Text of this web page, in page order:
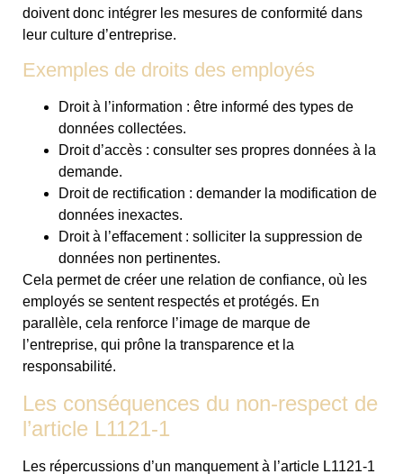
doivent donc intégrer les mesures de conformité dans
leur culture d’entreprise.
Exemples de droits des employés
Droit à l’information : être informé des types de
données collectées.
Droit d’accès : consulter ses propres données à la
demande.
Droit de rectification : demander la modification de
données inexactes.
Droit à l’effacement : solliciter la suppression de
données non pertinentes.
Cela permet de créer une relation de confiance, où les
employés se sentent respectés et protégés. En
parallèle, cela renforce l’image de marque de
l’entreprise, qui prône la transparence et la
responsabilité.
Les conséquences du non-respect de
l’article L1121-1
Les répercussions d’un manquement à l’article L1121-1